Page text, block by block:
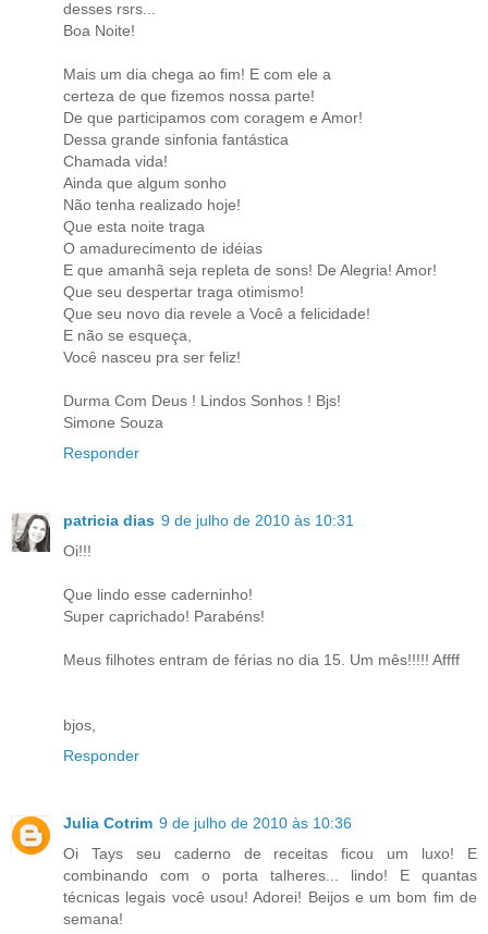
desses rsrs...
Boa Noite!
Mais um dia chega ao fim! E com ele a
certeza de que fizemos nossa parte!
De que participamos com coragem e Amor!
Dessa grande sinfonia fantástica
Chamada vida!
Ainda que algum sonho
Não tenha realizado hoje!
Que esta noite traga
O amadurecimento de idéias
E que amanhã seja repleta de sons! De Alegria! Amor!
Que seu despertar traga otimismo!
Que seu novo dia revele a Você a felicidade!
E não se esqueça,
Você nasceu pra ser feliz!
Durma Com Deus ! Lindos Sonhos ! Bjs!
Simone Souza
Responder
patricia dias 9 de julho de 2010 às 10:31
Oi!!!
Que lindo esse caderninho!
Super caprichado! Parabéns!
Meus filhotes entram de férias no dia 15. Um mês!!!!! Affff
bjos,
Responder
Julia Cotrim 9 de julho de 2010 às 10:36
Oi Tays seu caderno de receitas ficou um luxo! E
combinando com o porta talheres... lindo! E quantas
técnicas legais você usou! Adorei! Beijos e um bom fim de
semana!